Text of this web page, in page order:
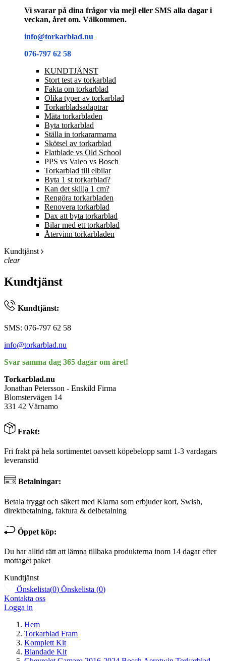
Vi svarar på dina frågor via mejl eller SMS alla dagar i
veckan, året om. Välkommen.
info@torkarblad.nu
076-797 62 58
KUNDTJÄNST
Stort test av torkarblad
Fakta om torkarblad
Olika typer av torkarblad
Torkarbladsadaptrar
Mäta torkarbladen
Byta torkarblad
Ställa in torkararmarna
Skötsel av torkarblad
Flatblade vs Old School
PPS vs Valeo vs Bosch
Torkarblad till elbilar
Byta 1 st torkarblad?
Kan det skilja 1 cm?
Rengöra torkarbladen
Renovera torkarblad
Dax att byta torkarblad
Bilar med ett torkarblad
Återvinn torkarbladen
Kundtjänst
clear
Kundtjänst
Kundtjänst:
SMS: 076-797 62 58
info@torkarblad.nu
Svar samma dag 365 dagar om året!
Torkarblad.nu
Jonathan Petersson - Enskild Firma
Blomstervägen 14
331 42 Värnamo
Frakt:
Fri frakt på hela sortimentet oavsett köpebelopp samt 1-3 vardagars
leveranstid
Betalningar:
Betala tryggt och säkert med Klarna som erbjuder kort, Swish,
direktbetalning, faktura & delbetalning
Öppet köp:
Du har alltid rätt att lämna tillbaka produkterna inom 14 dagar efter
mottaget paket
Kundtjänst
Önskelista(0) Önskelista (0)
Kontakta oss
Logga in
Hem
Torkarblad Fram
Komplett Kit
Blandade Kit